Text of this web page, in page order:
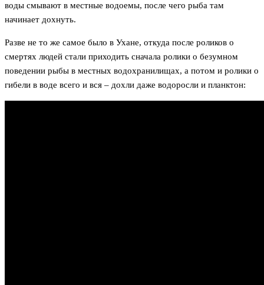
воды смывают в местные водоемы, после чего рыба там
начинает дохнуть.
Разве не то же самое было в Ухане, откуда после роликов о
смертях людей стали приходить сначала ролики о безумном
поведении рыбы в местных водохранилищах, а потом и ролики о
гибели в воде всего и вся – дохли даже водоросли и планктон: